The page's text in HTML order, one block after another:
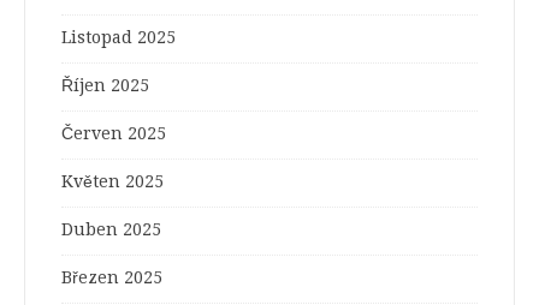
Listopad 2025
Říjen 2025
Červen 2025
Květen 2025
Duben 2025
Březen 2025